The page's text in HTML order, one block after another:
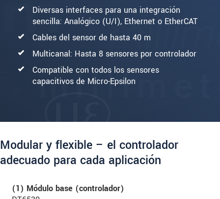
Diversas interfaces para una integración
sencilla: Analógico (U/I), Ethernet o EtherCAT
Cables del sensor de hasta 40 m
Multicanal: Hasta 8 sensores por controlador
Compatible con todos los sensores
capacitivos de Micro-Epsilon
Modular y flexible – el controlador
adecuado para cada aplicación
(1) Módulo base (controlador)